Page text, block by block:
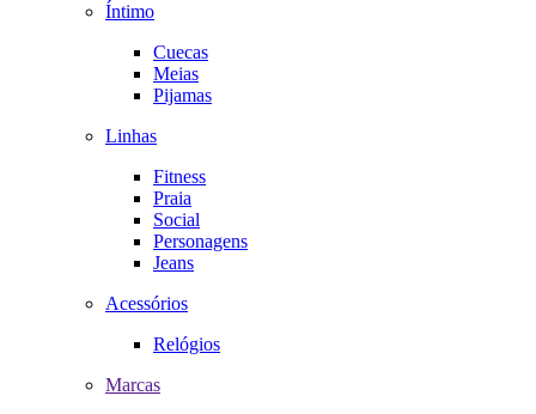
Íntimo
Cuecas
Meias
Pijamas
Linhas
Fitness
Praia
Social
Personagens
Jeans
Acessórios
Relógios
Marcas